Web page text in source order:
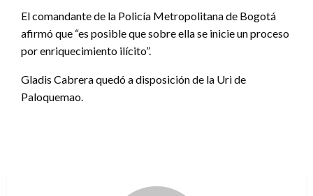
El comandante de la Policía Metropolitana de Bogotá
afirmó que “es posible que sobre ella se inicie un proceso
por enriquecimiento ilícito”.
Gladis Cabrera quedó a disposición de la Uri de
Paloquemao.